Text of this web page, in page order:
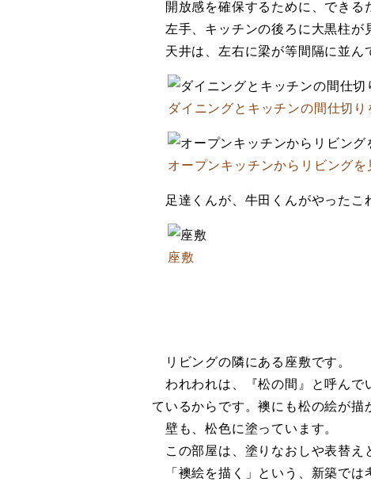
開放感を確保するために、できる
左手、キッチンの後ろに大黒柱が
天井は、左右に梁が等間隔に並ん
ダイニングとキッチンの間仕切
オープンキッチンからリビング
足達くんが、牛田くんがやったこ
座敷
リビングの隣にある座敷です。
われわれは、『松の間』と呼んで
ているからです。襖にも松の絵が描
壁も、松色に塗っています。
この部屋は、塗りなおしや表替え
「襖絵を描く」という、新築では